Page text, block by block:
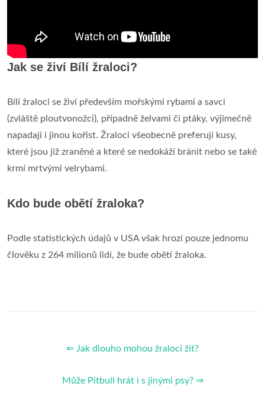
Jak se živí Bílí žraloci?
Bílí žraloci se živí především mořskými rybami a savci
(zvláště ploutvonožci), případně želvami či ptáky, výjimečně
napadají i jinou kořist. Žraloci všeobecně preferují kusy,
které jsou již zraněné a které se nedokáží bránit nebo se také
krmí mrtvými velrybami.
Kdo bude obětí žraloka?
Podle statistických údajů v USA však hrozí pouze jednomu
člověku z 264 milionů lidí, že bude obětí žraloka.
⇐ Jak dlouho mohou žraloci žít?
Může Pitbull hrát i s jinými psy? ⇒